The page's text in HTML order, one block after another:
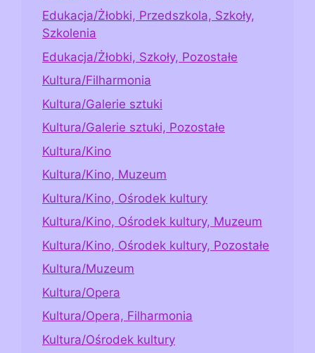
Edukacja/Żłobki, Przedszkola, Szkoły,
Szkolenia
Edukacja/Żłobki, Szkoły, Pozostałe
Kultura/Filharmonia
Kultura/Galerie sztuki
Kultura/Galerie sztuki, Pozostałe
Kultura/Kino
Kultura/Kino, Muzeum
Kultura/Kino, Ośrodek kultury
Kultura/Kino, Ośrodek kultury, Muzeum
Kultura/Kino, Ośrodek kultury, Pozostałe
Kultura/Muzeum
Kultura/Opera
Kultura/Opera, Filharmonia
Kultura/Ośrodek kultury